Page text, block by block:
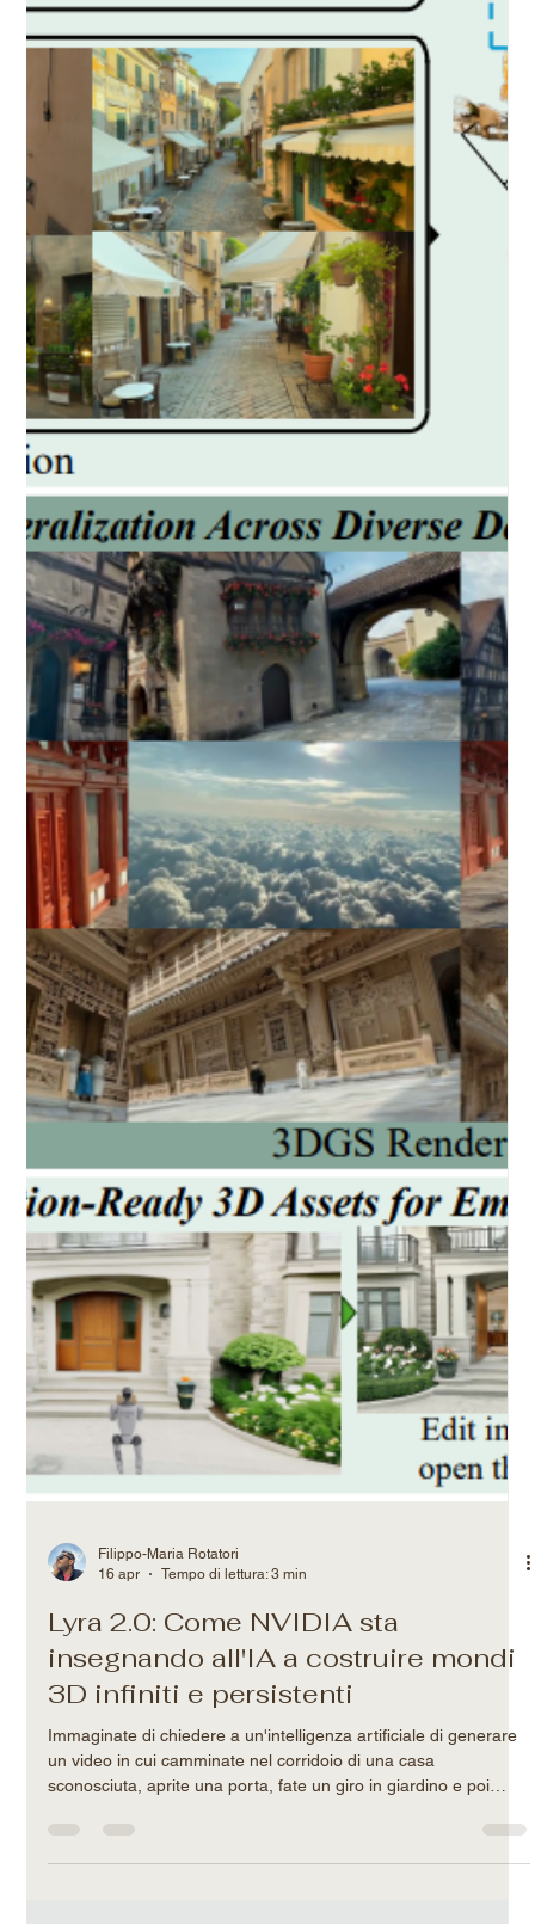
16 apr
Tempo di lettura: 3 min
Lyra 2.0: Come NVIDIA sta
insegnando all'IA a costruire mondi
3D infiniti e persistenti
Immaginate di chiedere a un'intelligenza artificiale di generare
rientrate. Finora, un'IA standard avrebbe fatto un ottimo lavoro